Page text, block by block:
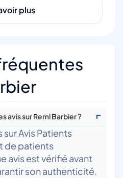
plus
avis sur Remi Barbier ?
sur Avis Patients
de patients
avis est vérifié avant
son authenticité.